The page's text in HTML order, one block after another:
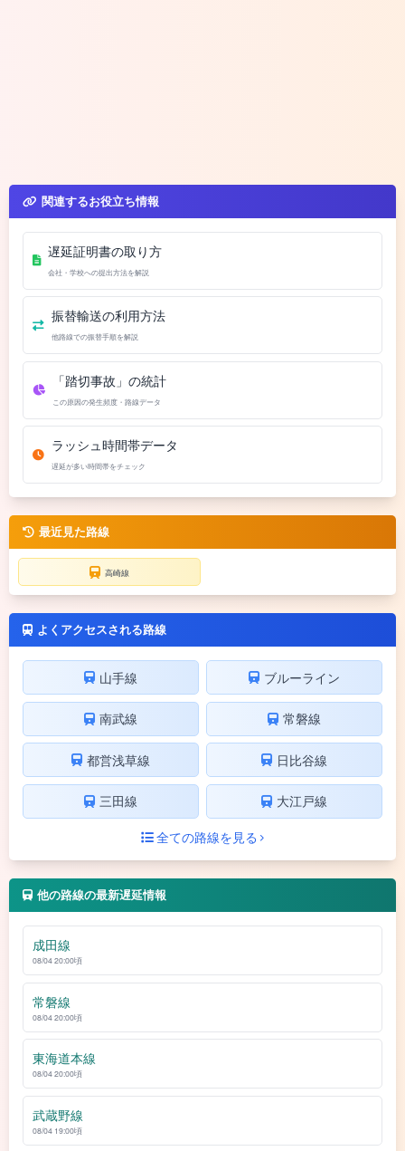
関連するお役立ち情報
遅延証明書の取り方
会社・学校への提出方法を解説
振替輸送の利用方法
他路線での振替手順を解説
「踏切事故」の統計
この原因の発生頻度・路線データ
ラッシュ時間帯データ
遅延が多い時間帯をチェック
最近見た路線
高崎線
よくアクセスされる路線
山手線 ブルーライン
南武線 常磐線
都営浅草線 日比谷線
三田線
大江戸線
全ての路線を見る
他の路線の最新遅延情報
成田線
08/04 20:00頃
常磐線
08/04 20:00頃
東海道本線
08/04 20:00頃
武蔵野線
08/04 19:00頃